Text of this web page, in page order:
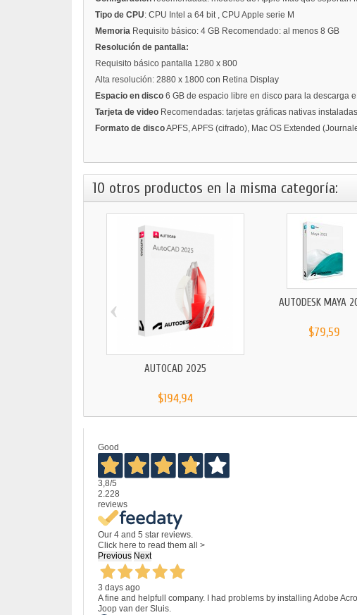
Tipo de CPU: CPU Intel a 64 bit , CPU Apple serie M
Memoria Requisito básico: 4 GB Recomendado: al menos 8 GB
Resolución de pantalla:
Requisito básico pantalla 1280 x 800
Alta resolución: 2880 x 1800 con Retina Display
Espacio en disco 6 GB de espacio libre en disco para la descarga
Tarjeta de video Recomendadas: tarjetas gráficas nativas
Formato de discoAPFS, APFS (cifrado), Mac OS Extended
10 otros productos en la misma categoría:
AUTOCAD 2025
$194,94
AUTODESK MAYA
$79,59
‹
Good
3,8/5
2.228
reviews
Our 4 and 5 star reviews.
Click here to read them all >
Previous Next
3 days ago
A fine and helpfull company. I had problems by installing Adobe
Joop van der Sluis.